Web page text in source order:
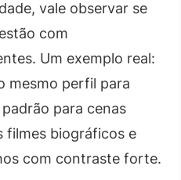
vale observar se
com
Um exemplo real:
mesmo perfil para
para cenas
filmes biográficos e
com contraste forte.